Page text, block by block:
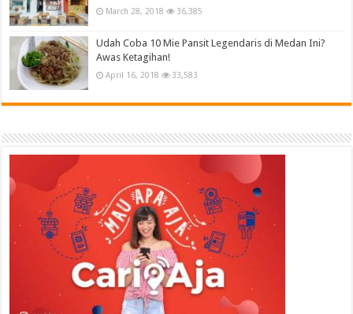
March 28, 2018 36,385
Udah Coba 10 Mie Pansit Legendaris di Medan Ini?
Awas Ketagihan!
April 16, 2018 33,583